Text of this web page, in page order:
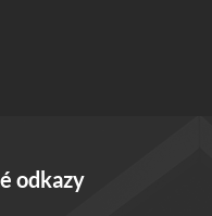
odkazy